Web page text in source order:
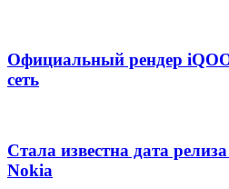
Официальный рендер
сеть
Стала известна дата
Nokia